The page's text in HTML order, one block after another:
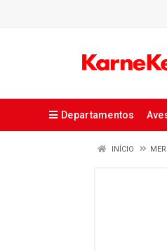
Departamentos
INÍCIO